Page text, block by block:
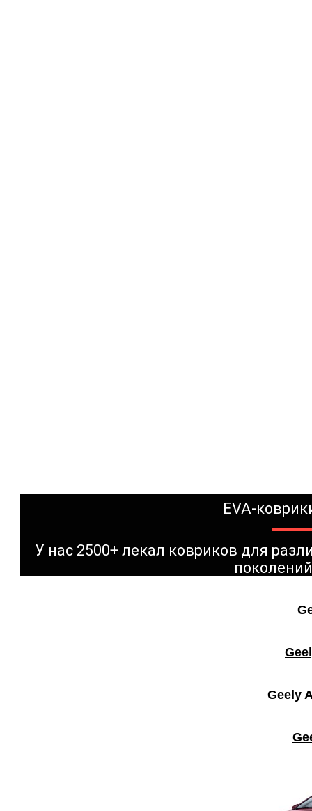
EVA-
У нас 2500+ лекал ковриков для
Geely